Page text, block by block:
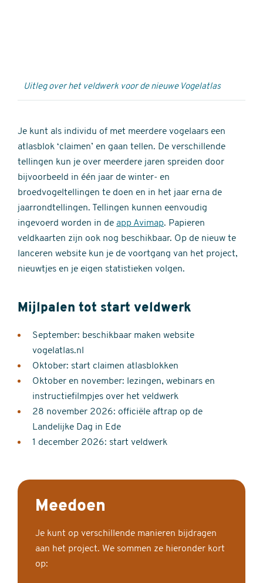
Uitleg over het veldwerk voor de nieuwe Vogelatlas
Je kunt als individu of met meerdere vogelaars een
atlasblok ‘claimen’ en gaan tellen. De verschillende
tellingen kun je over meerdere jaren spreiden door
bijvoorbeeld in één jaar de winter- en
broedvogeltellingen te doen en in het jaar erna de
jaarrondtellingen. Tellingen kunnen eenvoudig
ingevoerd worden in de app Avimap. Papieren
veldkaarten zijn ook nog beschikbaar. Op de nieuw te
lanceren website kun je de voortgang van het project,
nieuwtjes en je eigen statistieken volgen.
Mijlpalen tot start veldwerk
September: beschikbaar maken website
vogelatlas.nl
Oktober: start claimen atlasblokken
Oktober en november: lezingen, webinars en
instructiefilmpjes over het veldwerk
28 november 2026: officiële aftrap op de
Landelijke Dag in Ede
1 december 2026: start veldwerk
Meedoen
Je kunt op verschillende manieren bijdragen
aan het project. We sommen ze hieronder kort
op: